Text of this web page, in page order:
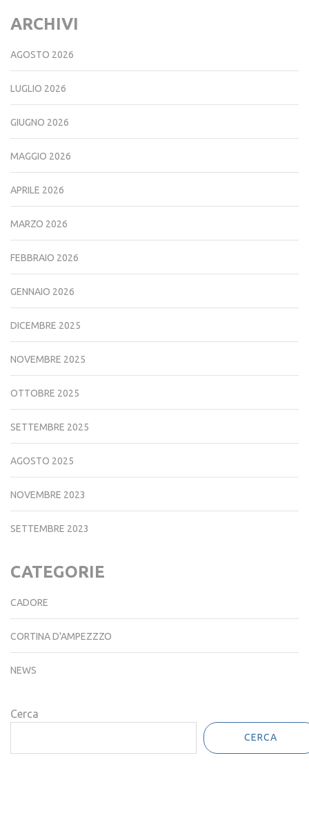
ARCHIVI
AGOSTO 2026
LUGLIO 2026
GIUGNO 2026
MAGGIO 2026
APRILE 2026
MARZO 2026
FEBBRAIO 2026
GENNAIO 2026
DICEMBRE 2025
NOVEMBRE 2025
OTTOBRE 2025
SETTEMBRE 2025
AGOSTO 2025
NOVEMBRE 2023
SETTEMBRE 2023
CATEGORIE
CADORE
CORTINA D'AMPEZZZO
NEWS
Cerca
CERCA